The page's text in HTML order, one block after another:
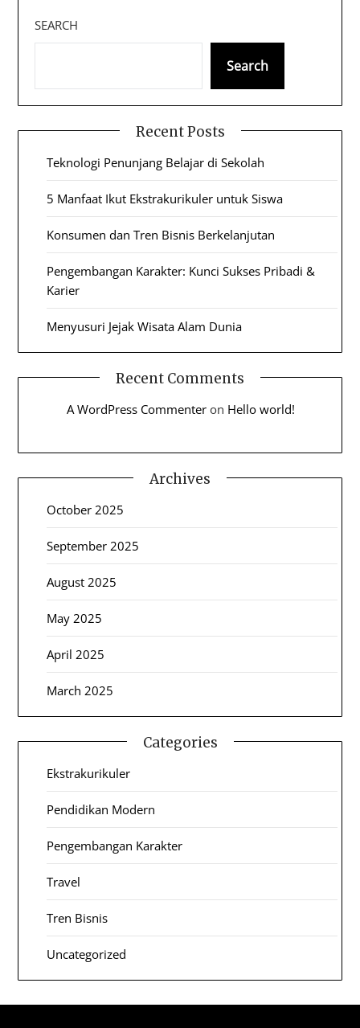
SEARCH
Search
Recent Posts
Teknologi Penunjang Belajar di Sekolah
5 Manfaat Ikut Ekstrakurikuler untuk Siswa
Konsumen dan Tren Bisnis Berkelanjutan
Pengembangan Karakter: Kunci Sukses Pribadi &
Karier
Menyusuri Jejak Wisata Alam Dunia
Recent Comments
A WordPress Commenter on Hello world!
Archives
October 2025
September 2025
August 2025
May 2025
April 2025
March 2025
Categories
Ekstrakurikuler
Pendidikan Modern
Pengembangan Karakter
Travel
Tren Bisnis
Uncategorized